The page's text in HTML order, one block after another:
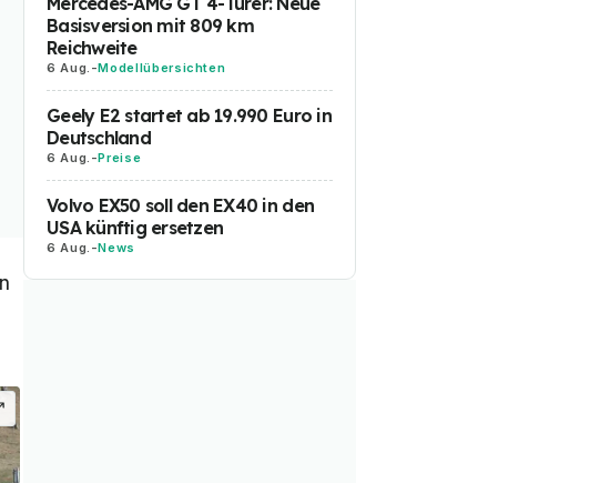
Basisversion mit 809 km
Reichweite
6 Aug. -Modellübersichten
Geely E2 startet ab 19.990 Euro in
Deutschland
6 Aug. -Preise
Volvo EX50 soll den EX40 in den
USA künftig ersetzen
6 Aug. -News